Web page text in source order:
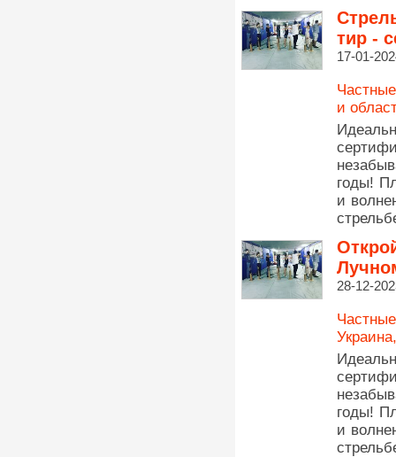
тир -
17-01-
и
годы!
и
28-12-
годы!
и